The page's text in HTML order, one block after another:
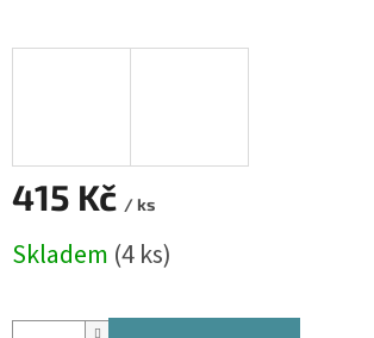
415 Kč / ks
cena:
Skladem (4 ks)